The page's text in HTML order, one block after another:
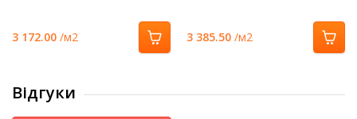
3 172.00 /м2 3 385.50 /м2
Відгуки